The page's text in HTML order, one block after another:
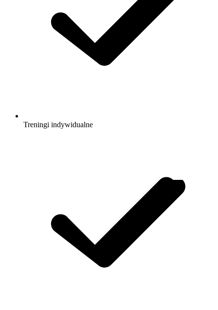
Treningi indywidualne